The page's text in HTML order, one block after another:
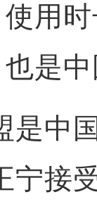
用
是
中国
宁接